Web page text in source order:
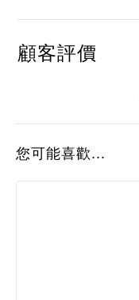
顧客評價
您可能喜歡...